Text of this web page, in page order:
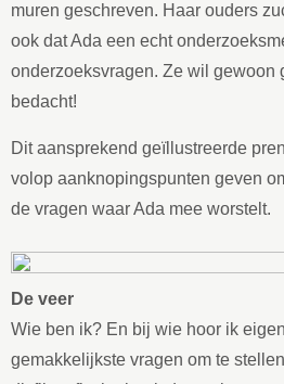
muren geschreven. Haar ouders
ook dat Ada een echt
onderzoeksvragen. Ze wil gewoon
bedacht!
Dit aansprekend geïllustreerde
volop aanknopingspunten geven
de vragen waar Ada mee worstelt.
De veer
Wie ben ik? En bij wie hoor ik
gemakkelijkste vragen om te